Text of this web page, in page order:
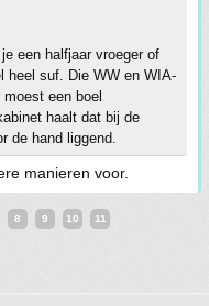
een halfjaar vroeger of
heel suf. Die WW en WIA-
een boel
haalt dat bij de
de hand liggend.
manieren voor.
8 9 10 11